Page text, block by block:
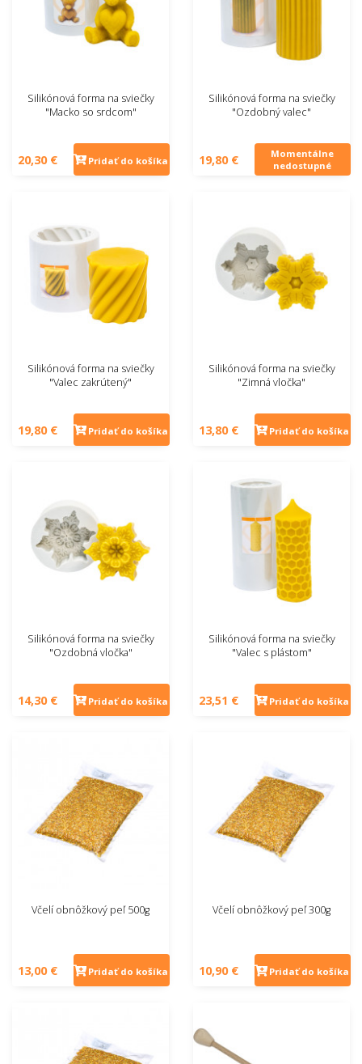
Silikónová forma na sviečky
"Macko so srdcom"
20,30 € Pridať do košíka
Silikónová forma na sviečky
"Ozdobný valec"
19,80 €
Momentálne
nedostupné
Silikónová forma na sviečky
"Valec zakrútený"
19,80 € Pridať do košíka
Silikónová forma na sviečky
"Zimná vločka"
13,80 € Pridať do košíka
Silikónová forma na sviečky
"Ozdobná vločka"
14,30 € Pridať do košíka
Silikónová forma na sviečky
"Valec s plástom"
23,51 € Pridať do košíka
Včelí obnôžkový peľ 500g
13,00 € Pridať do košíka
Včelí obnôžkový peľ 300g
10,90 € Pridať do košíka